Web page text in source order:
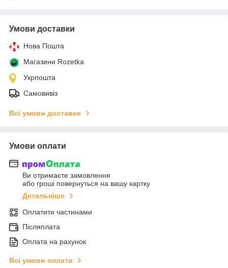
Умови доставки
Нова Пошта
Магазини Rozetka
Укрпошта
Самовивіз
Всі умови доставки
Умови оплати
Ви отримаєте замовлення
або гроші повернуться на вашу картку
Детальніше
Оплатити частинами
Післяплата
Оплата на рахунок
Всі умови оплати